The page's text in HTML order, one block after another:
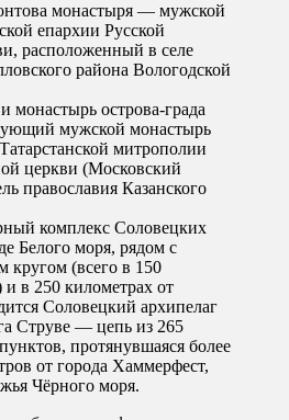
монастыря — мужской
епархии Русской
расположенный в селе
района Вологодской
монастырь острова-града
мужской монастырь
митрополии
церкви (Московский
православия Казанского
комплекс Соловецких
Белого моря, рядом с
(всего в 150
и в 250 километрах от
Соловецкий архипелаг
Струве — цепь из 265
протянувшаяся более
от города Хаммерфест,
Чёрного моря.